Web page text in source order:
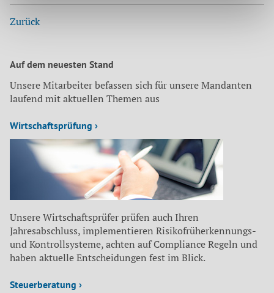
Zurück
Auf dem neuesten Stand
Unsere Mitarbeiter befassen sich für unsere Mandanten
laufend mit aktuellen Themen aus
Wirtschaftsprüfung ›
Unsere Wirtschaftsprüfer prüfen auch Ihren
Jahresabschluss, implementieren Risikofrüherkennungs-
und Kontrollsysteme, achten auf Compliance Regeln und
haben aktuelle Entscheidungen fest im Blick.
Steuerberatung ›